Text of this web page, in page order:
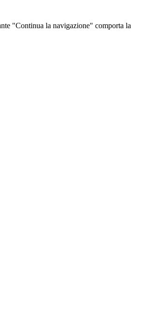
"Continua la navigazione" comporta la